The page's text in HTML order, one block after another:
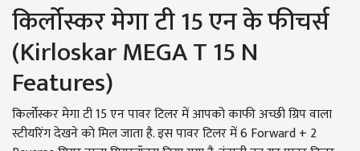
किर्लोस्कर मेगा टी 15 एन के फीचर्स
(Kirloskar MEGA T 15 N
Features)
किर्लोस्कर मेगा टी 15 एन पावर टिलर में आपको काफी अच्छी ग्रिप वाला
स्टीयरिंग देखने को मिल जाता है. इस पावर टिलर में 6 Forward + 2